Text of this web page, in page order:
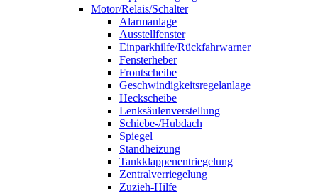
Motor/Relais/Schalter
Alarmanlage
Ausstellfenster
Einparkhilfe/Rückfahrwarner
Fensterheber
Frontscheibe
Geschwindigkeitsregelanlage
Heckscheibe
Lenksäulenverstellung
Schiebe-/Hubdach
Spiegel
Standheizung
Tankklappenentriegelung
Zentralverriegelung
Zuzieh-Hilfe